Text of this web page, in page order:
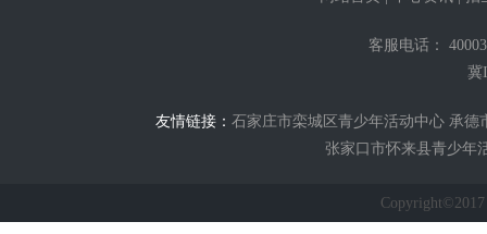
客服电话：
冀
友情链接： 石家庄市栾城区青少年活动中心 承德
张家口市怀来县青少年